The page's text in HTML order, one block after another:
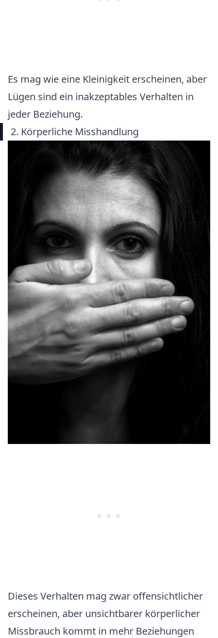
Es mag wie eine Kleinigkeit erscheinen, aber
Lügen sind ein inakzeptables Verhalten in
jeder Beziehung.
2. Körperliche Misshandlung
Dieses Verhalten mag zwar offensichtlicher
erscheinen, aber unsichtbarer körperlicher
Missbrauch kommt in mehr Beziehungen